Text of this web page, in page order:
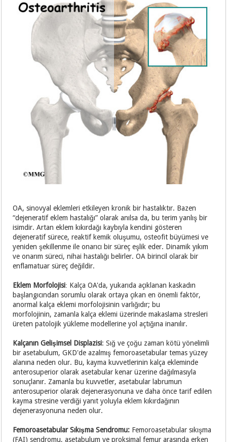
OA, sinovyal eklemleri etkileyen kronik bir hastalıktır. Bazen
“dejeneratif eklem hastalığı” olarak anılsa da, bu terim yanlış bir
isimdir. Artan eklem kıkırdağı kaybıyla kendini gösteren
dejeneratif sürece, reaktif kemik oluşumu, osteofit büyümesi ve
yeniden şekillenme ile onarıcı bir süreç eşlik eder. Dinamik yıkım
ve onarım süreci, nihai hastalığı belirler. OA birincil olarak bir
enflamatuar süreç değildir.
Eklem Morfolojisi: Kalça OA'da, yukarıda açıklanan kaskadın
başlangıcından sorumlu olarak ortaya çıkan en önemli faktör,
anormal kalça eklemi morfolojisinin varlığıdır; bu
morfolojinin, zamanla kalça eklemi üzerinde makaslama stresleri
üreten patolojik yükleme modellerine yol açtığına inanılır.
Kalçanın Gelişimsel Displazisi: Sığ ve çoğu zaman kötü yönelimli
bir asetabulum, GKD'de azalmış femoroasetabular temas yüzey
alanına neden olur. Bu, kayma kuvvetlerinin kalça ekleminde
anterosuperior olarak asetabular kenar üzerine dağılmasıyla
sonuçlanır. Zamanla bu kuvvetler, asetabular labrumun
anterosuperior olarak dejenerasyonuna ve daha önce tarif edilen
kayma stresine verdiği yanıt yoluyla eklem kıkırdağının
dejenerasyonuna neden olur.
Femoroasetabular Sıkışma Sendromu: Femoroasetabular sıkışma
(FAI) sendromu, asetabulum ve proksimal femur arasında erken